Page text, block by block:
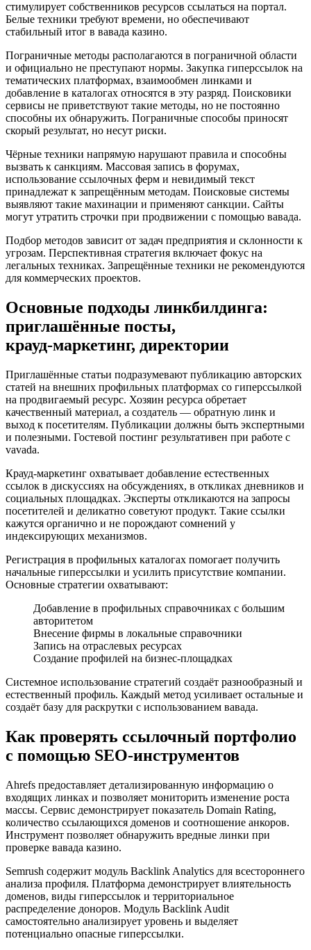
стимулирует собственников ресурсов ссылаться на портал.
Белые техники требуют времени, но обеспечивают
стабильный итог в вавада казино.
Пограничные методы располагаются в пограничной области
и официально не преступают нормы. Закупка гиперссылок на
тематических платформах, взаимообмен линками и
добавление в каталогах относятся в эту разряд. Поисковики
сервисы не приветствуют такие методы, но не постоянно
способны их обнаружить. Пограничные способы приносят
скорый результат, но несут риски.
Чёрные техники напрямую нарушают правила и способны
вызвать к санкциям. Массовая запись в форумах,
использование ссылочных ферм и невидимый текст
принадлежат к запрещённым методам. Поисковые системы
выявляют такие махинации и применяют санкции. Сайты
могут утратить строчки при продвижении с помощью вавада.
Подбор методов зависит от задач предприятия и склонности к
угрозам. Перспективная стратегия включает фокус на
легальных техниках. Запрещённые техники не рекомендуются
для коммерческих проектов.
Основные подходы линкбилдинга:
приглашённые посты,
крауд‑маркетинг, директории
Приглашённые статьи подразумевают публикацию авторских
статей на внешних профильных платформах со гиперссылкой
на продвигаемый ресурс. Хозяин ресурса обретает
качественный материал, а создатель — обратную линк и
выход к посетителям. Публикации должны быть экспертными
и полезными. Гостевой постинг результативен при работе с
vavada.
Крауд‑маркетинг охватывает добавление естественных
ссылок в дискуссиях на обсуждениях, в откликах дневников и
социальных площадках. Эксперты откликаются на запросы
посетителей и деликатно советуют продукт. Такие ссылки
кажутся органично и не порождают сомнений у
индексирующих механизмов.
Регистрация в профильных каталогах помогает получить
начальные гиперссылки и усилить присутствие компании.
Основные стратегии охватывают:
Добавление в профильных справочниках с большим
авторитетом
Внесение фирмы в локальные справочники
Запись на отраслевых ресурсах
Создание профилей на бизнес-площадках
Системное использование стратегий создаёт разнообразный и
естественный профиль. Каждый метод усиливает остальные и
создаёт базу для раскрутки с использованием вавада.
Как проверять ссылочный портфолио
с помощью SEO‑инструментов
Ahrefs предоставляет детализированную информацию о
входящих линках и позволяет мониторить изменение роста
массы. Сервис демонстрирует показатель Domain Rating,
количество ссылающихся доменов и соотношение анкоров.
Инструмент позволяет обнаружить вредные линки при
проверке вавада казино.
Semrush содержит модуль Backlink Analytics для всестороннего
анализа профиля. Платформа демонстрирует влиятельность
доменов, виды гиперссылок и территориальное
распределение доноров. Модуль Backlink Audit
самостоятельно анализирует уровень и выделяет
потенциально опасные гиперссылки.